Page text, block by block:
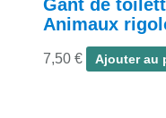
Gant de
Animaux
7,50 € Ajouter au